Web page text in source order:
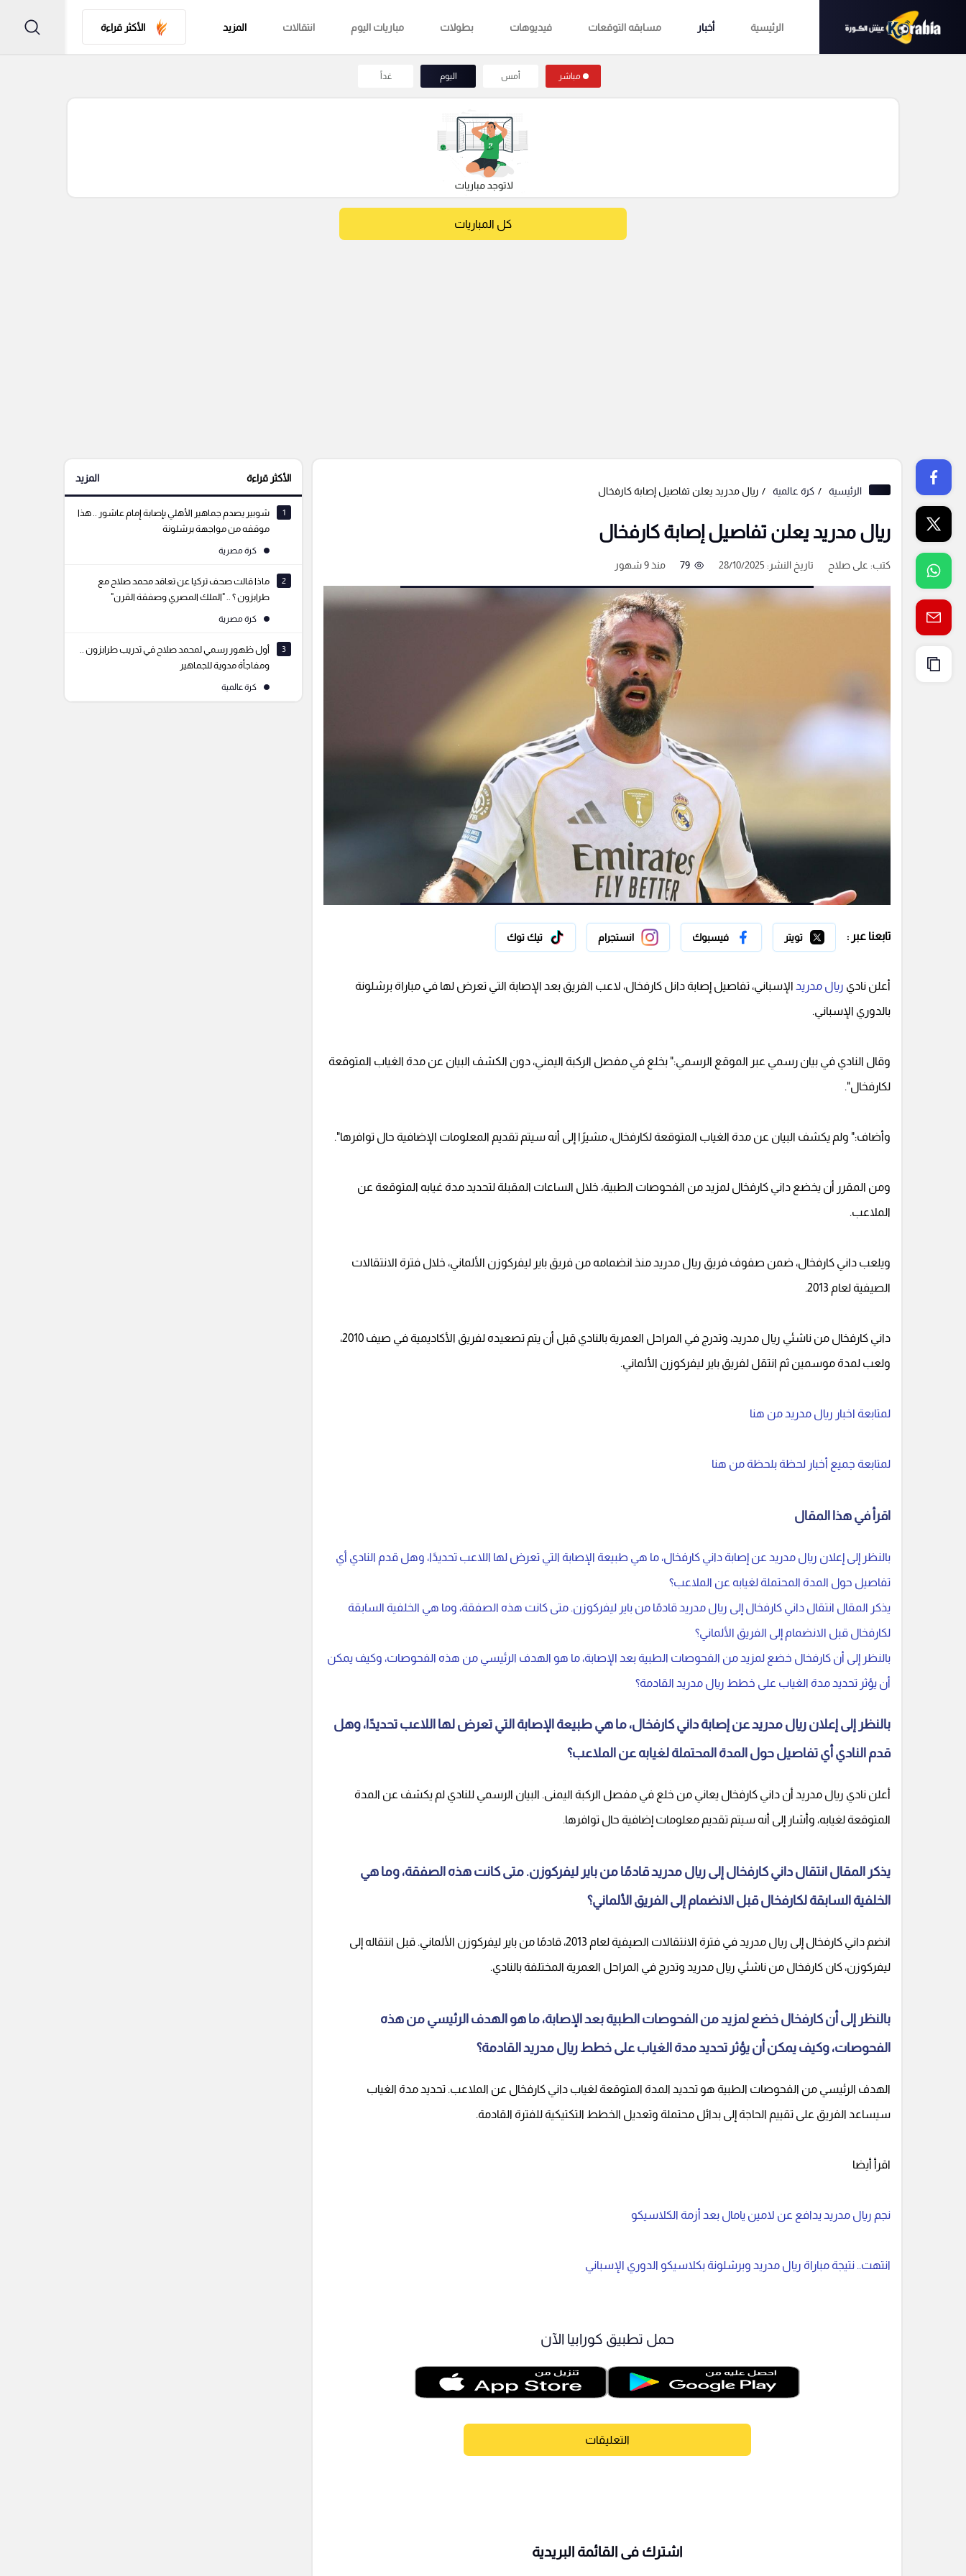
الرئيسية أخبار مسابقه التوقعات فيديوهات بطولات مباريات اليوم انتقالات المزيد الأكثر قراءة
مباشر أمس اليوم غداً
كل المباريات
الرئيسية كرة عالمية ريال مدريد يعلن تفاصيل إصابة كارفخال
ريال مدريد يعلن تفاصيل إصابة كارفخال
كتب: على صلاح تاريخ النشر: 28/10/2025 79 منذ 9 شهور
تابعنا عبر : تويتر فيسبوك انستجرام تيك توك
أعلن نادي ريال مدريد الإسباني، تفاصيل إصابة دانل كارفخال، لاعب الفريق بعد الإصابة التي تعرض لها في مباراة برشلونة
بالدوري الإسباني.
وقال النادي في بيان رسمي عبر الموقع الرسمي:" بخلع في مفصل الركبة اليمني، دون الكشف البيان عن مدة الغياب المتوقعة
لكارفخال".
وأضاف:" ولم يكشف البيان عن مدة الغياب المتوقعة لكارفخال، مشيرًا إلى أنه سيتم تقديم المعلومات الإضافية حال توافرها".
ومن المقرر أن يخضع داني كارفخال لمزيد من الفحوصات الطبية، خلال الساعات المقبلة لتحديد مدة غيابه المتوقعة عن
الملاعب.
ويلعب داني كارفخال، ضمن صفوف فريق ريال مدريد منذ انضمامه من فريق باير ليفركوزن الألماني، خلال فترة الانتقالات
الصيفية لعام 2013.
داني كارفخال من ناشئي ريال مدريد، وتدرج في المراحل العمرية بالنادي قبل أن يتم تصعيده لفريق الأكاديمية في صيف 2010،
ولعب لمدة موسمين ثم انتقل لفريق باير ليفركوزن الألماني.
لمتابعة اخبار ريال مدريد من هنا
لمتابعة جميع أخبار لحظة بلحظة من هنا
اقرأ في هذا المقال
بالنظر إلى إعلان ريال مدريد عن إصابة داني كارفخال، ما هي طبيعة الإصابة التي تعرض لها اللاعب تحديدًا، وهل قدم النادي أي
تفاصيل حول المدة المحتملة لغيابه عن الملاعب؟
يذكر المقال انتقال داني كارفخال إلى ريال مدريد قادمًا من باير ليفركوزن. متى كانت هذه الصفقة، وما هي الخلفية السابقة
لكارفخال قبل الانضمام إلى الفريق الألماني؟
بالنظر إلى أن كارفخال خضع لمزيد من الفحوصات الطبية بعد الإصابة، ما هو الهدف الرئيسي من هذه الفحوصات، وكيف يمكن
أن يؤثر تحديد مدة الغياب على خطط ريال مدريد القادمة؟
بالنظر إلى إعلان ريال مدريد عن إصابة داني كارفخال، ما هي طبيعة الإصابة التي تعرض لها اللاعب تحديدًا، وهل
قدم النادي أي تفاصيل حول المدة المحتملة لغيابه عن الملاعب؟
أعلن نادي ريال مدريد أن داني كارفخال يعاني من خلع في مفصل الركبة اليمنى. البيان الرسمي للنادي لم يكشف عن المدة
المتوقعة لغيابه، وأشار إلى أنه سيتم تقديم معلومات إضافية حال توافرها.
يذكر المقال انتقال داني كارفخال إلى ريال مدريد قادمًا من باير ليفركوزن. متى كانت هذه الصفقة، وما هي
الخلفية السابقة لكارفخال قبل الانضمام إلى الفريق الألماني؟
انضم داني كارفخال إلى ريال مدريد في فترة الانتقالات الصيفية لعام 2013، قادمًا من باير ليفركوزن الألماني. قبل انتقاله إلى
ليفركوزن، كان كارفخال من ناشئي ريال مدريد وتدرج في المراحل العمرية المختلفة بالنادي.
بالنظر إلى أن كارفخال خضع لمزيد من الفحوصات الطبية بعد الإصابة، ما هو الهدف الرئيسي من هذه
الفحوصات، وكيف يمكن أن يؤثر تحديد مدة الغياب على خطط ريال مدريد القادمة؟
الهدف الرئيسي من الفحوصات الطبية هو تحديد المدة المتوقعة لغياب داني كارفخال عن الملاعب. تحديد مدة الغياب
سيساعد الفريق على تقييم الحاجة إلى بدائل محتملة وتعديل الخطط التكتيكية للفترة القادمة.
اقرأ أيضا
نجم ريال مدريد يدافع عن لامين يامال بعد أزمة الكلاسيكو
انتهت.. نتيجة مباراة ريال مدريد وبرشلونة بكلاسيكو الدوري الإسباني
حمل تطبيق كورابيا الآن
التعليقات
اشترك فى القائمة البريدية
الأكثر قراءة المزيد
1
شوبير يصدم جماهير الأهلي بإصابة إمام عاشور .. هذا
موقفه من مواجهة برشلونة
كرة مصرية
2
ماذا قالت صحف تركيا عن تعاقد محمد صلاح مع
طرابزون ؟ .. "الملك المصري وصفقة القرن"
كرة مصرية
3
أول ظهور رسمي لمحمد صلاح في تدريب طرابزون ..
ومفاجأة مدوية للجماهير
كرة عالمية